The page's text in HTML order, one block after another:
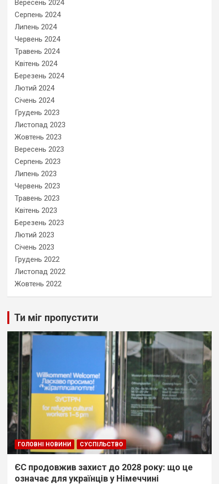
Вересень 2024
Серпень 2024
Липень 2024
Червень 2024
Травень 2024
Квітень 2024
Березень 2024
Лютий 2024
Січень 2024
Грудень 2023
Листопад 2023
Жовтень 2023
Вересень 2023
Серпень 2023
Липень 2023
Червень 2023
Травень 2023
Квітень 2023
Березень 2023
Лютий 2023
Січень 2023
Грудень 2022
Листопад 2022
Жовтень 2022
Ти міг пропустити
ГОЛОВНІ НОВИНИ СУСПІЛЬСТВО
ЄС продовжив захист до 2028 року: що це
означає для українців у Німеччині